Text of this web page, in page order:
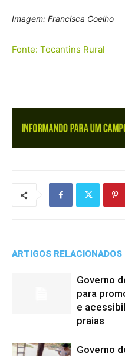
Imagem: Francisca Coelho
Fonte: Tocantins Rural
ARTIGOS RELACIONADOS
Governo
para
e
praias
Governo